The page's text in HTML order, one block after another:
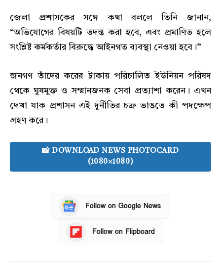
জেলা প্রশাসকের সঙ্গে কথা বললে তিনি জানান,
“অভিযোগের বিষয়টি তদন্ত করা হবে, এবং প্রমাণিত হলে
সংশ্লিষ্ট কর্মকর্তার বিরুদ্ধে আইনগত ব্যবস্থা নেওয়া হবে।”
জনগণ তাঁদের করের টাকায় পরিচালিত ইউনিয়ন পরিষদ
থেকে ঘুষমুক্ত ও সম্মানজনক সেবা প্রত্যাশা করেন। এখন
দেখা যাক প্রশাসন এই দুর্নীতির চক্র ভাঙতে কী পদক্ষেপ
গ্রহণ করে।
📸 DOWNLOAD NEWS PHOTOCARD
(1080×1080)
Follow on Google News
Follow on Flipboard